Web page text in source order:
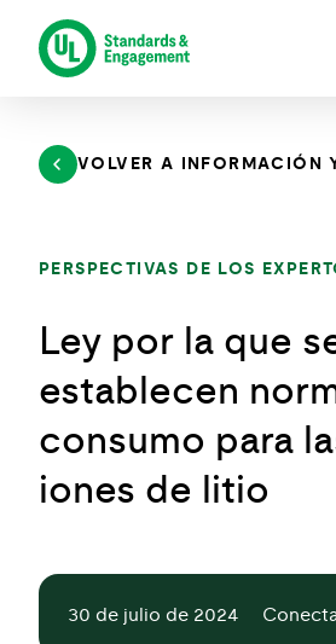
contenido
VOLVER A INFORMACIÓN
PERSPECTIVAS DE LOS
Ley por la que
establecen
consumo para
iones de litio
30 de julio de 2024